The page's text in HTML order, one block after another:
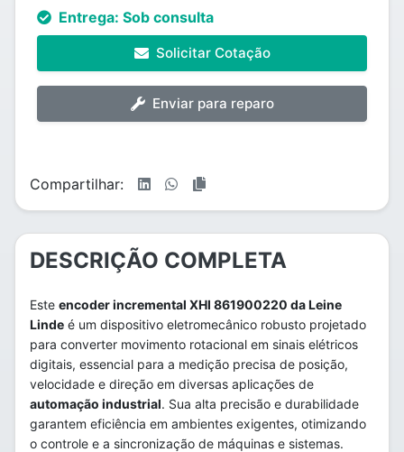
Entrega: Sob consulta
Solicitar Cotação
Enviar para reparo
Compartilhar:
DESCRIÇÃO COMPLETA
Este encoder incremental XHI 861900220 da Leine
Linde é um dispositivo eletromecânico robusto projetado
para converter movimento rotacional em sinais elétricos
digitais, essencial para a medição precisa de posição,
velocidade e direção em diversas aplicações de
automação industrial. Sua alta precisão e durabilidade
garantem eficiência em ambientes exigentes, otimizando
o controle e a sincronização de máquinas e sistemas.